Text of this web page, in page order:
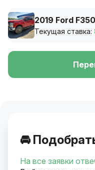
2019 Ford
Текущая ставка:
🚘
На все заявки